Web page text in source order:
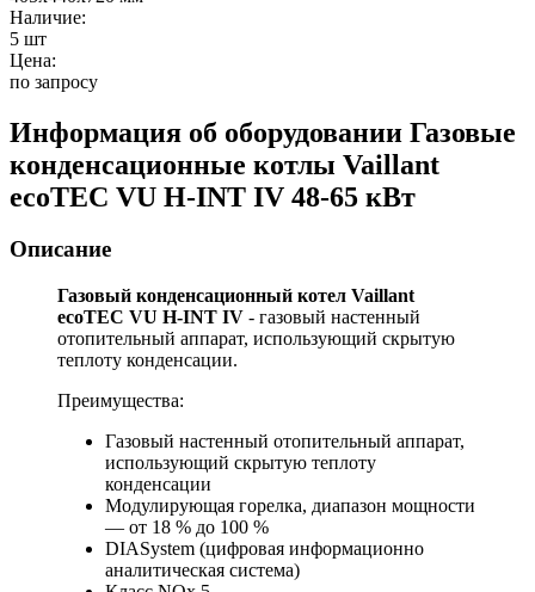
Наличие:
5 шт
Цена:
по запросу
Информация об оборудовании Газовые
конденсационные котлы Vaillant
ecoTEC VU H-INT IV 48-65 кВт
Описание
Газовый конденсационный котел Vaillant
ecoTEC VU H-INT IV - газовый настенный
отопительный аппарат, использующий скрытую
теплоту конденсации.
Преимущества:
Газовый настенный отопительный аппарат,
использующий скрытую теплоту
конденсации
Модулирующая горелка, диапазон мощности
— от 18 % до 100 %
DIASystem (цифровая информационно
аналитическая система)